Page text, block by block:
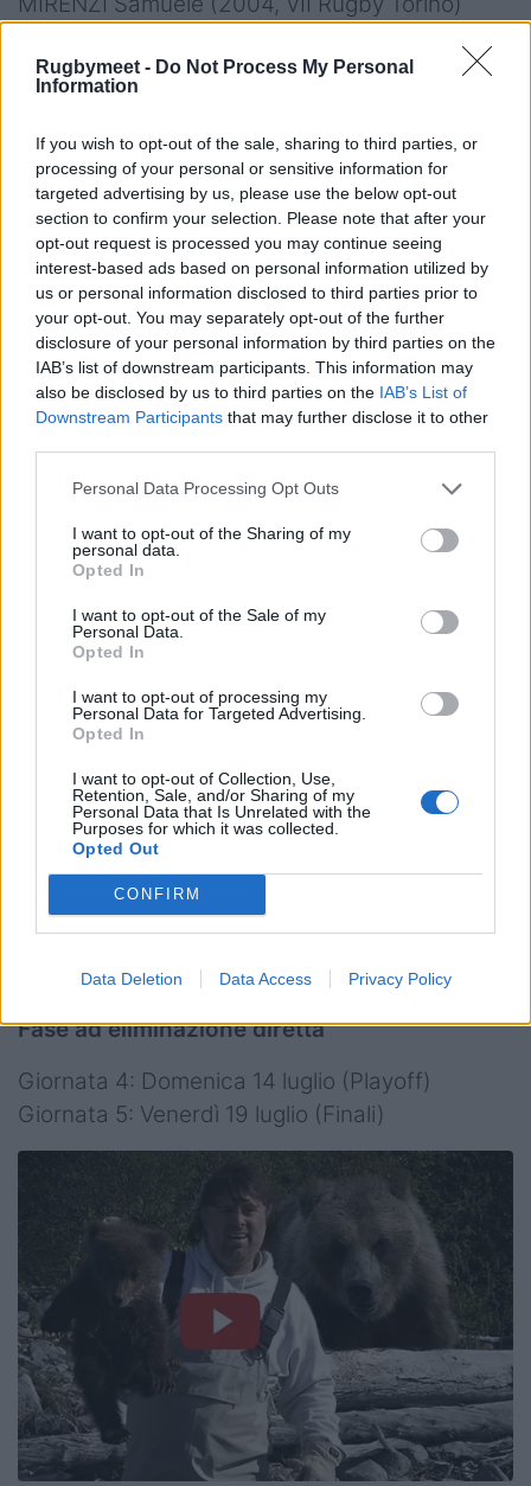
Rugbymeet - Do Not Process My Personal
Information
If you wish to opt-out of the sale, sharing to third parties, or
processing of your personal or sensitive information for
targeted advertising by us, please use the below opt-out
section to confirm your selection. Please note that after your
opt-out request is processed you may continue seeing
interest-based ads based on personal information utilized by
us or personal information disclosed to third parties prior to
your opt-out. You may separately opt-out of the further
disclosure of your personal information by third parties on the
IAB’s list of downstream participants. This information may
also be disclosed by us to third parties on the IAB’s List of
Downstream Participants that may further disclose it to other
Personal Data Processing Opt Outs
I want to opt-out of the Sharing of my
personal data.
Opted In
I want to opt-out of the Sale of my
Personal Data.
Opted In
I want to opt-out of processing my
Personal Data for Targeted Advertising.
Opted In
I want to opt-out of Collection, Use,
Retention, Sale, and/or Sharing of my
Personal Data that Is Unrelated with the
Purposes for which it was collected.
Opted Out
CONFIRM
Data Deletion Data Access Privacy Policy
Rugby)
PISANI Federico (2004, Verona Rugby)
PUCCIARIELLO Martino (2004, CUS Milano)
REDONDI Tommaso (2005, Verona Rugby)
SARI Giulio (2005, Oyonnax Rugby)
SCALABRIN Marco (2004, Rugby Vicenza)
SICILIANO Valerio (2004, CA Briviste Corrèze)
ZANANDREA Federico (2005, Mogliano Veneto
Rugby)
ZUCCONI Cesare (2004, Cavalieri U.R. Prato
WORLD RUGBY U20
CHAMPIONSHIP
Pool A: Francia, Nuova Zelanda, Galles,
Spagna
Pool C: Sudafrica, Inghilterra, Argentina, Fiji
Giornata 1: Sabato 29 giugnoItalia U20 v
Irlanda U20
Giornata 2: Giovedì 4 luglioItalia U20 v
Australia U20
Georgia U20
Fase ad eliminazione diretta
Giornata 4: Domenica 14 luglio (Playoff)
Giornata 5: Venerdì 19 luglio (Finali)